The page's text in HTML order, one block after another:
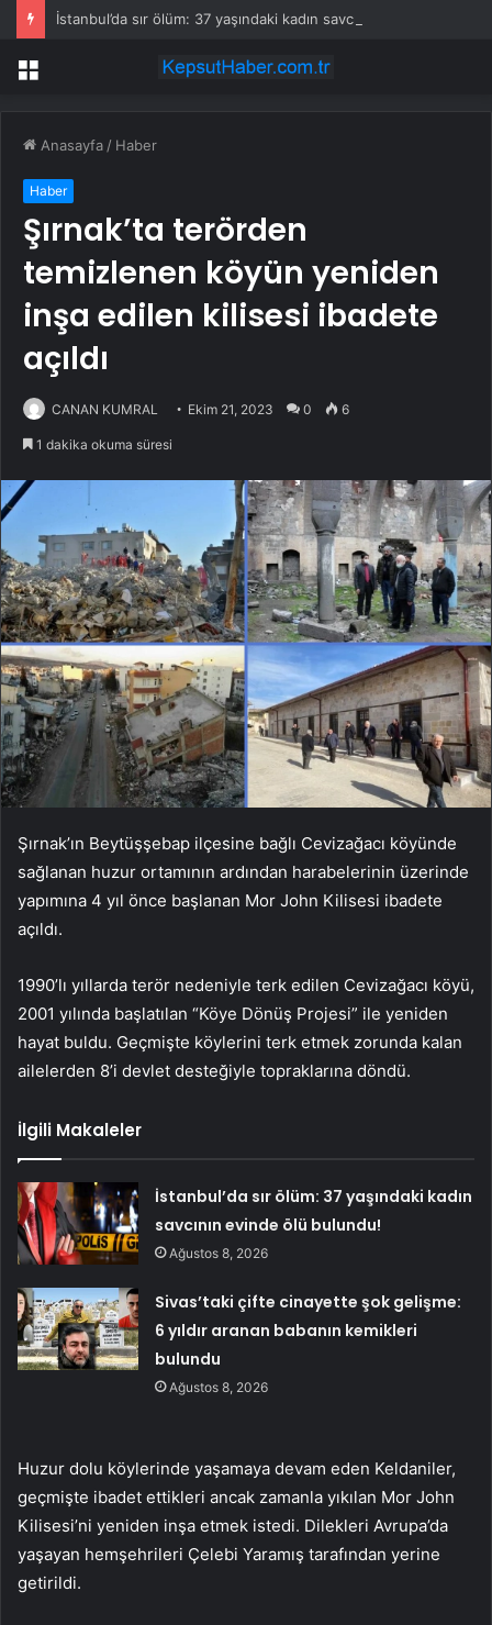
Menü
Anasayfa / Haber
Haber
Şırnak’ta terörden
temizlenen köyün yeniden
inşa edilen kilisesi ibadete
açıldı
CANAN KUMRAL Ekim 21, 2023 0 6
1 dakika okuma süresi
Şırnak’ın Beytüşşebap ilçesine bağlı Cevizağacı köyünde
sağlanan huzur ortamının ardından harabelerinin üzerinde
yapımına 4 yıl önce başlanan Mor John Kilisesi ibadete
açıldı.
1990’lı yıllarda terör nedeniyle terk edilen Cevizağacı köyü,
2001 yılında başlatılan “Köye Dönüş Projesi” ile yeniden
hayat buldu. Geçmişte köylerini terk etmek zorunda kalan
ailelerden 8’i devlet desteğiyle topraklarına döndü.
İlgili Makaleler
İstanbul’da sır ölüm: 37 yaşındaki kadın
savcının evinde ölü bulundu!
Ağustos 8, 2026
Sivas’taki çifte cinayette şok gelişme:
6 yıldır aranan babanın kemikleri
bulundu
Ağustos 8, 2026
Huzur dolu köylerinde yaşamaya devam eden Keldaniler,
geçmişte ibadet ettikleri ancak zamanla yıkılan Mor John
Kilisesi’ni yeniden inşa etmek istedi. Dilekleri Avrupa’da
yaşayan hemşehrileri Çelebi Yaramış tarafından yerine
getirildi.